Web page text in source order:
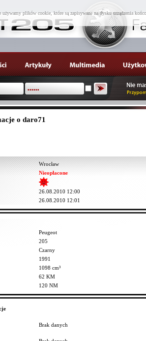
plików cookie, które są zapisywane na dysku urządzenia
o daro71
Wrocław
Nieopłacone
26.08.2010 12:00
26.08.2010 12:01
Peugeot
205
Czarny
1991
1098 cm³
62 KM
120 NM
Brak danych